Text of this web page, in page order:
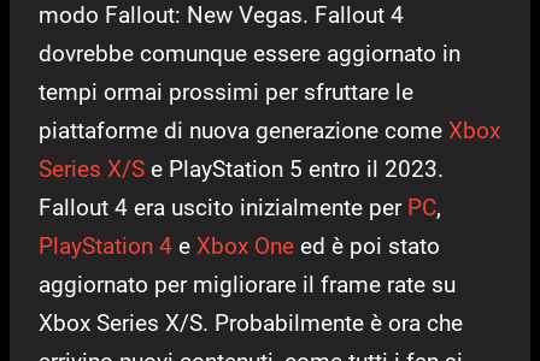
modo Fallout: New Vegas. Fallout 4
dovrebbe comunque essere aggiornato in
tempi ormai prossimi per sfruttare le
piattaforme di nuova generazione come Xbox
Series X/S e PlayStation 5 entro il 2023.
Fallout 4 era uscito inizialmente per PC,
PlayStation 4 e Xbox One ed è poi stato
aggiornato per migliorare il frame rate su
Xbox Series X/S. Probabilmente è ora che